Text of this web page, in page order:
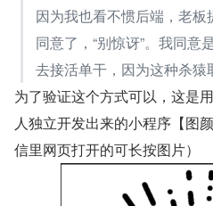
因为我也看不惯后端，老
同意了，“别惊讶”。我同意
去接活单干，因为这种杀猿
为了验证这个方式可以，这是
人独立开发出来的小程序【图
信里网页打开的可长按图片）